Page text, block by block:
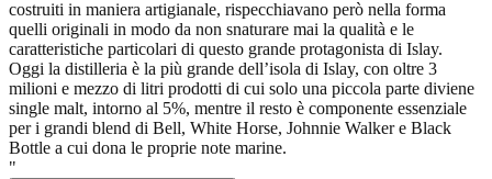
costruiti in maniera artigianale, rispecchiavano però nella forma
quelli originali in modo da non snaturare mai la qualità e le
caratteristiche particolari di questo grande protagonista di Islay.
Oggi la distilleria è la più grande dell’isola di Islay, con oltre 3
milioni e mezzo di litri prodotti di cui solo una piccola parte diviene
single malt, intorno al 5%, mentre il resto è componente essenziale
per i grandi blend di Bell, White Horse, Johnnie Walker e Black
Bottle a cui dona le proprie note marine.
"